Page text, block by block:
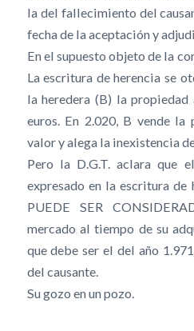
la del fallecimiento del
fecha de la aceptación y
En el supuesto objeto de la
La escritura de herencia se
la heredera (B) la propiedad
euros. En 2.020, B vende
valor y alega la inexistencia
Pero la D.G.T. aclara que
expresado en la escritura de
PUEDE SER
mercado al tiempo de su
que debe ser el del año
del causante.
Su gozo en un pozo.